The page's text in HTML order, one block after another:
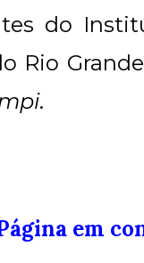
do
Rio
.
em